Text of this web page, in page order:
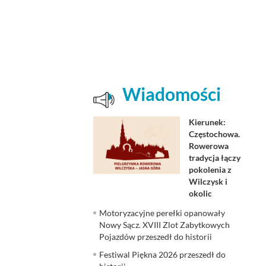
Wiadomości
Kierunek:
Częstochowa.
Rowerowa
tradycja łączy
pokolenia z
Wilczysk i
okolic
Motoryzacyjne perełki opanowały
Nowy Sącz. XVIII Zlot Zabytkowych
Pojazdów przeszedł do historii
Festiwal Piękna 2026 przeszedł do